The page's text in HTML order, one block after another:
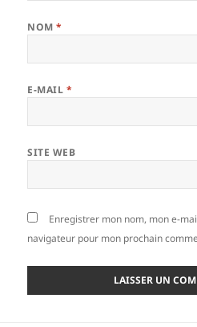
NOM*
E-MAIL *
SITE WEB
Enregistrer mon nom, mon e-
navigateur pour mon prochain